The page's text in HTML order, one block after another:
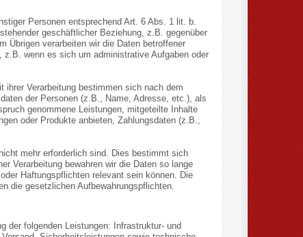
Personen entsprechend Art. 6 Abs. 1 lit. b.
geschäftlicher Beziehung, z.B. gegenüber
Übrigen verarbeiten wir die Daten betroffener
wenn es sich um administrative Aufgaben oder
ihrer Verarbeitung bestimmen sich nach dem
der Personen (z.B., Name, Adresse, etc.), als
genommene Leistungen, mitgeteilte Inhalte
oder Produkte anbieten, Zahlungsdaten (z.B.,
mehr erforderlich sind. Dies bestimmt sich
Verarbeitung bewahren wir die Daten so lange
Haftungspflichten relevant sein können. Die
die gesetzlichen Aufbewahrungspflichten.
der folgenden Leistungen: Infrastruktur- und